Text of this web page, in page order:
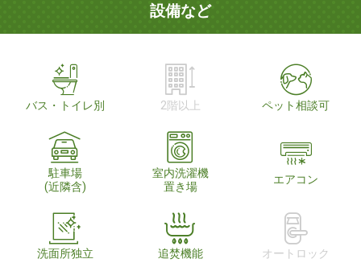
設備など
バス・トイレ別 2階以上 ペット相談可
駐車場
(近隣含)
室内洗濯機
置き場
エアコン
洗面所独立 追焚機能 オートロック